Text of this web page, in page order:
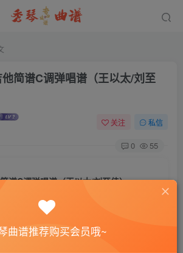
他简谱C调弹唱谱（王以太/刘至
关注 私信
0 55
谱C调弹唱谱（王以太/刘至佳）
会员专属资源
免费
曲谱推荐购买会员哦~